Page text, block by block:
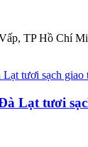
TP Hồ Chí
Lạt tươi